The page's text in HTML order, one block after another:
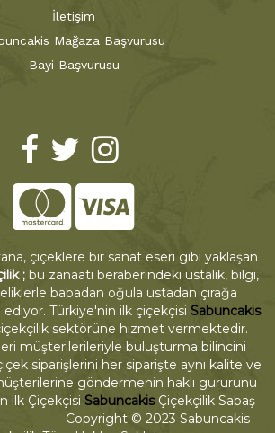
İletişim
Mağaza Başvurusu
Bayi Başvurusu
çiçeklere bir sanat eseri gibi yaklaşan
; bu zanaatı beraberindeki ustalık, bilgi,
babadan oğula ustadan çırağa
Türkiye'nin ilk çiçekçisi Sabuncakis
sektörüne hizmet vermektedir.
müşterilerileriyle buluşturma bilincini
siparişlerini her siparişte aynı kalite ve
göndermenin haklı gururunu
ilk Çiçekçisi SabuncakisÇiçekçilik Sabaş
Copyright © 2023 Sabuncakis